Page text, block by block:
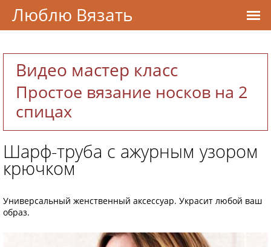
Видео мастер класс
Простое вязание носков на 2
спицах
Шарф-труба с ажурным узором
крючком
Универсальный женственный аксессуар. Украсит любой ваш
образ.
Люблю Вязать